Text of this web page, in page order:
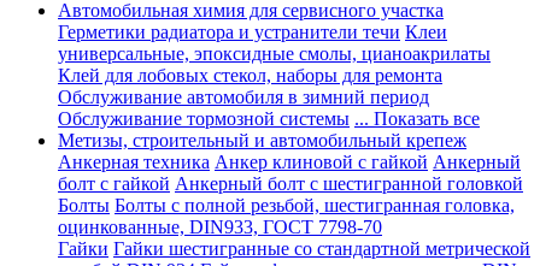
Автомобильная химия для сервисного участка
Герметики радиатора и устранители течи Клеи
универсальные, эпоксидные смолы, цианоакрилаты
Клей для лобовых стекол, наборы для ремонта
Обслуживание автомобиля в зимний период
Обслуживание тормозной системы ... Показать все
Метизы, строительный и автомобильный крепеж
Анкерная техника Анкер клиновой с гайкой Анкерный
болт с гайкой Анкерный болт с шестигранной головкой
Болты Болты с полной резьбой, шестигранная головка,
оцинкованные, DIN933, ГОСТ 7798-70
Гайки Гайки шестигранные со стандартной метрической